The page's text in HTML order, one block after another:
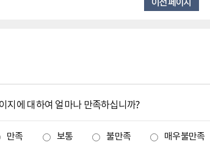
지에 대하여 얼마나 만족하십니까?
만족 보통 불만족 매우불만족